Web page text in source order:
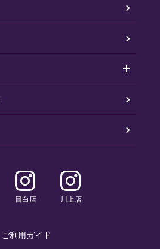
目白店 川上店
ご利用ガイド